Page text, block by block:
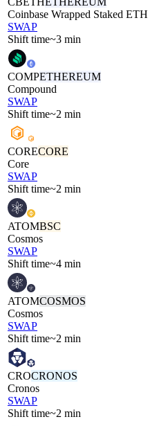
Coinbase Wrapped Staked ETH
SWAP
Shift time~3 min
COMPETHEREUM
Compound
SWAP
Shift time~2 min
CORECORE
Core
SWAP
Shift time~2 min
ATOMBSC
Cosmos
SWAP
Shift time~4 min
ATOMCOSMOS
Cosmos
SWAP
Shift time~2 min
CROCRONOS
Cronos
SWAP
Shift time~2 min